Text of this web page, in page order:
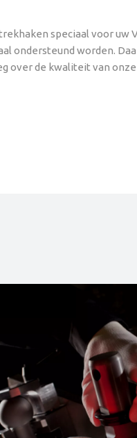
speciaal voor uw
ondersteund worden.
over de kwaliteit van